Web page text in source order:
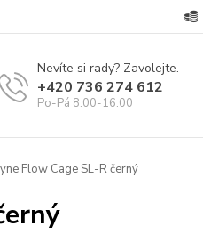
Nevíte si rady? Zavolejte.
+420 736 274 612
Po-Pá 8.00-16.00
Flow Cage SL-R černý